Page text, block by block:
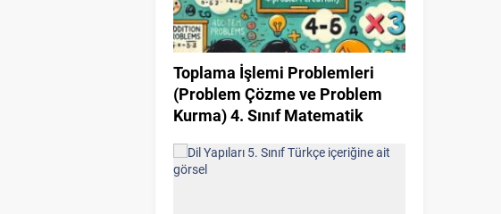
Toplama İşlemi Problemleri
(Problem Çözme ve Problem
Kurma) 4. Sınıf Matematik